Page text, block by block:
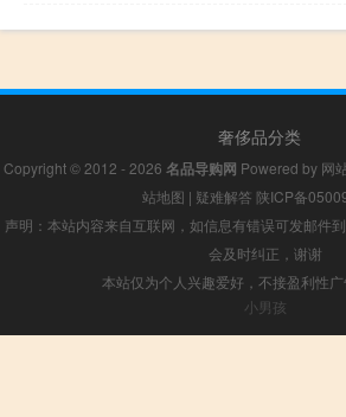
奢侈品分类
Copyright © 2012 - 2026 名品导购网 Powered by 网
站地图 | 疑难解答 陕ICP备
声明：本站内容来自互联网，如信息有错误可发邮件
会及时纠正，谢谢
本站仅为个人兴趣爱好，不接盈利性
小男孩